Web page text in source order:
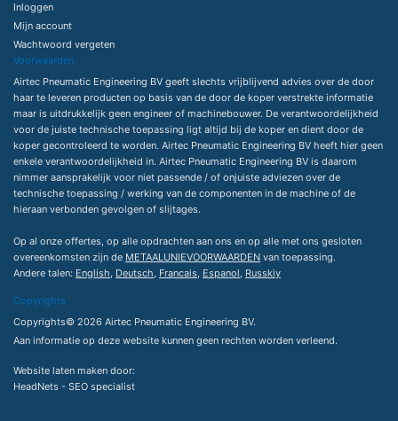
Inloggen
Mijn account
Wachtwoord vergeten
Voorwaarden
Airtec Pneumatic Engineering BV geeft slechts vrijblijvend advies over de door
haar te leveren producten op basis van de door de koper verstrekte informatie
maar is uitdrukkelijk geen engineer of machinebouwer. De verantwoordelijkheid
voor de juiste technische toepassing ligt altijd bij de koper en dient door de
koper gecontroleerd te worden. Airtec Pneumatic Engineering BV heeft hier geen
enkele verantwoordelijkheid in. Airtec Pneumatic Engineering BV is daarom
nimmer aansprakelijk voor niet passende / of onjuiste adviezen over de
technische toepassing / werking van de componenten in de machine of de
hieraan verbonden gevolgen of slijtages.
Op al onze offertes, op alle opdrachten aan ons en op alle met ons gesloten
overeenkomsten zijn de METAALUNIEVOORWAARDEN van toepassing.
Andere talen: English, Deutsch, Francais, Espanol, Russkiy
Copyrights
Copyrights© 2026 Airtec Pneumatic Engineering BV.
Aan informatie op deze website kunnen geen rechten worden verleend.
Website laten maken door:
HeadNets - SEO specialist